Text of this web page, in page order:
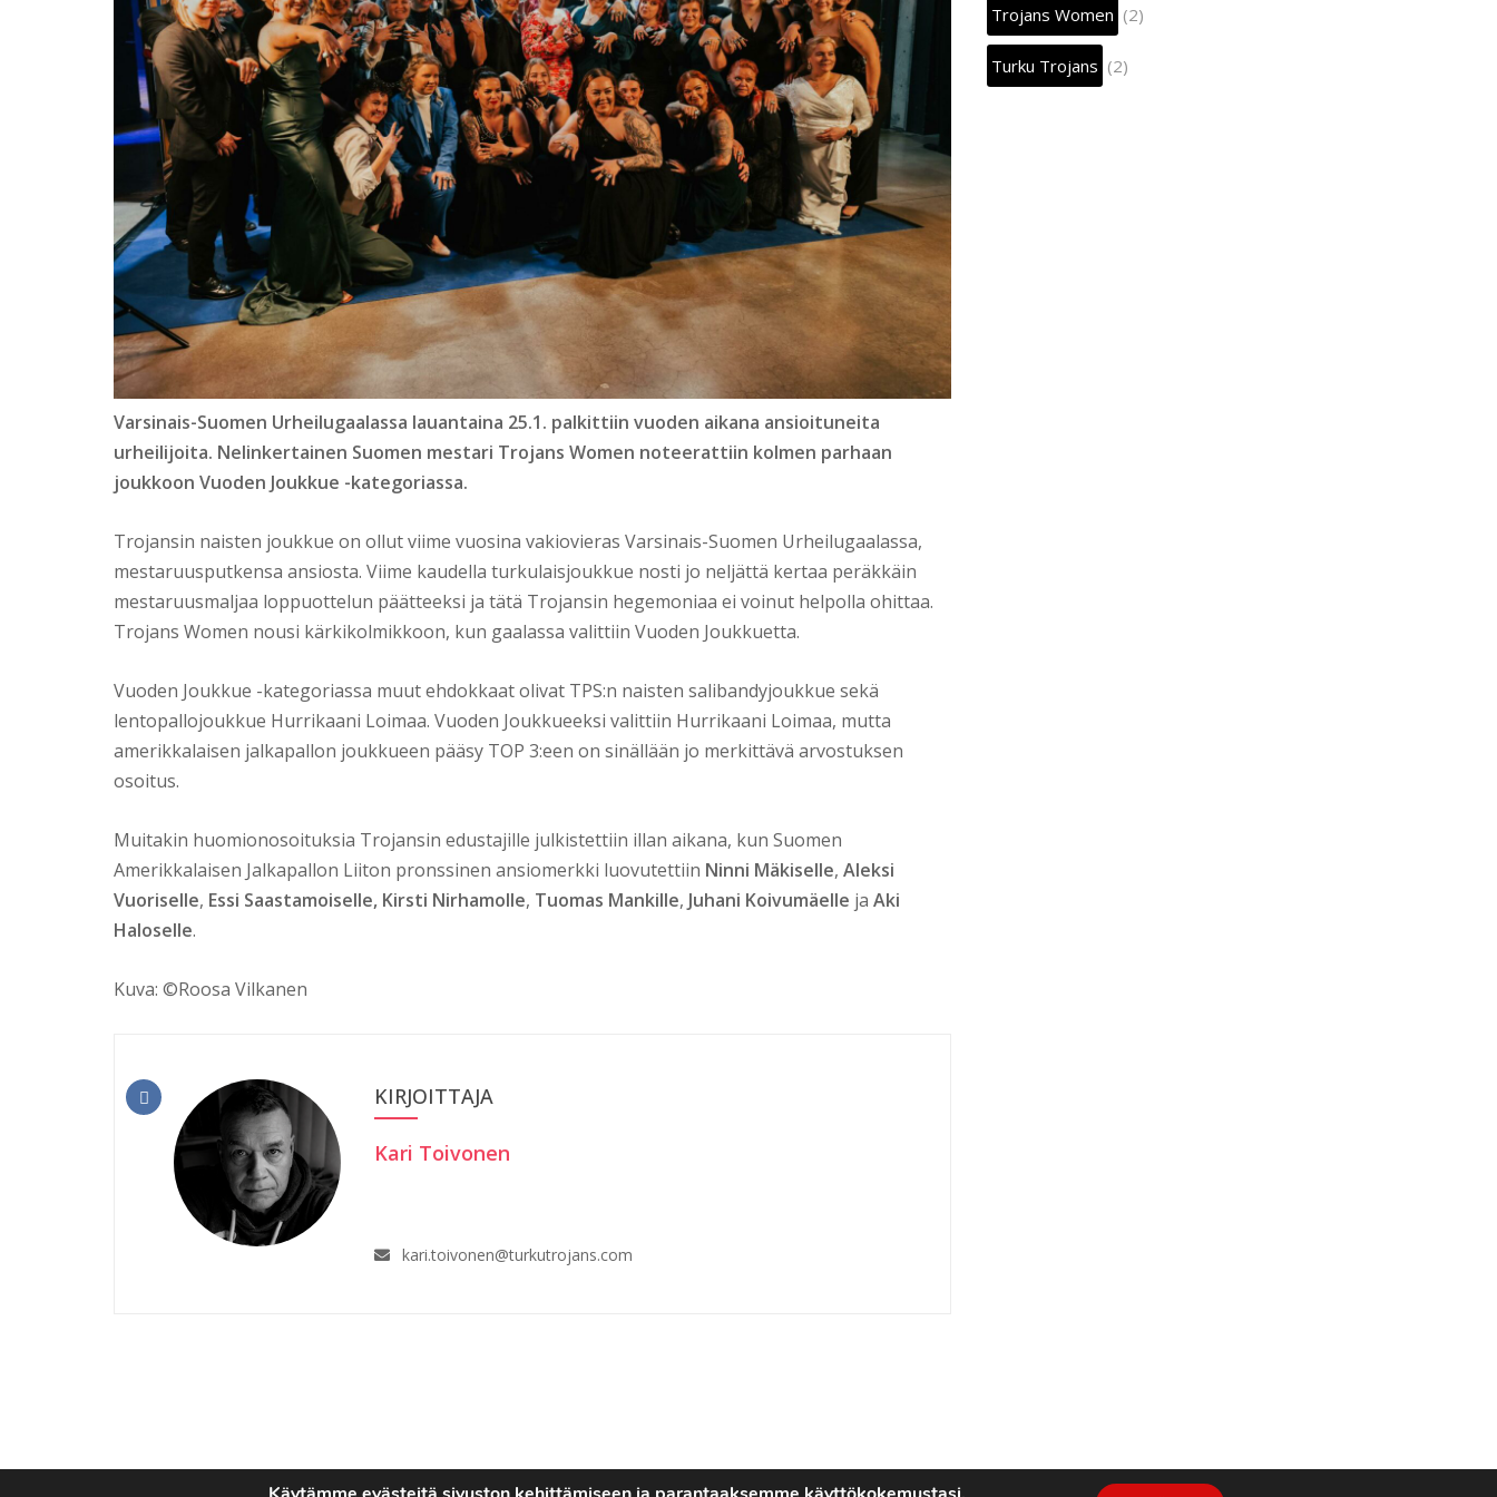
Varsinais-Suomen Urheilugaalassa lauantaina 25.1. palkittiin vuoden aikana ansioituneita
urheilijoita. Nelinkertainen Suomen mestari Trojans Women noteerattiin kolmen parhaan
joukkoon Vuoden Joukkue -kategoriassa.
Trojansin naisten joukkue on ollut viime vuosina vakiovieras Varsinais-Suomen Urheilugaalassa,
mestaruusputkensa ansiosta. Viime kaudella turkulaisjoukkue nosti jo neljättä kertaa peräkkäin
mestaruusmaljaa loppuottelun päätteeksi ja tätä Trojansin hegemoniaa ei voinut helpolla ohittaa.
Trojans Women nousi kärkikolmikkoon, kun gaalassa valittiin Vuoden Joukkuetta.
Vuoden Joukkue -kategoriassa muut ehdokkaat olivat TPS:n naisten salibandyjoukkue sekä
lentopallojoukkue Hurrikaani Loimaa. Vuoden Joukkueeksi valittiin Hurrikaani Loimaa, mutta
amerikkalaisen jalkapallon joukkueen pääsy TOP 3:een on sinällään jo merkittävä arvostuksen
osoitus.
Muitakin huomionosoituksia Trojansin edustajille julkistettiin illan aikana, kun Suomen
Amerikkalaisen Jalkapallon Liiton pronssinen ansiomerkki luovutettiin Ninni Mäkiselle, Aleksi
Vuoriselle, Essi Saastamoiselle, Kirsti Nirhamolle, Tuomas Mankille, Juhani Koivumäelle ja Aki
Haloselle.
Kuva: ©Roosa Vilkanen
KIRJOITTAJA
Kari Toivonen
kari.toivonen@turkutrojans.com
Trojans Women (2)
Turku Trojans (2)